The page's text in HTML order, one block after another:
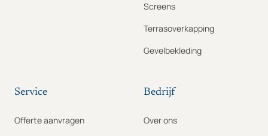
Screens
Terrasoverkapping
Gevelbekleding
Service
Offerte aanvragen
Bedrijf
Over ons